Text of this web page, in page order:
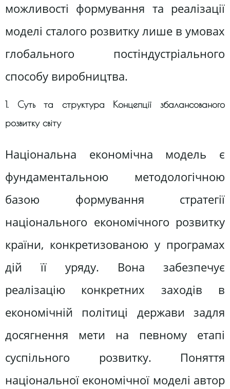
можливості формування та реалізації
моделі сталого розвитку лише в умовах
глобального постіндустріального
способу виробництва.
1. Суть та структура Концепції збалансованого
розвитку світу
Національна економічна модель є
фундаментальною методологічною
базою формування стратегії
національного економічного розвитку
країни, конкретизованою у програмах
дій її уряду. Вона забезпечує
реалізацію конкретних заходів в
економічній політиці держави задля
досягнення мети на певному етапі
суспільного розвитку. Поняття
національної економічної моделі автор